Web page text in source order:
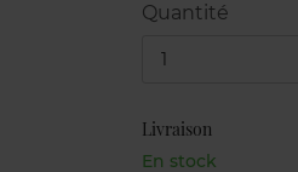
Quantité
1
Livraison
En stock